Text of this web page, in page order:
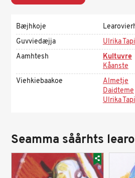
Bæjhkoje
Guvviedæjja
Ulrika
Aamhtesh
Kultuvre
Kåanste
Viehkiebaakoe
Almetje
Daidteme
Ulrika
Seamma såårhts